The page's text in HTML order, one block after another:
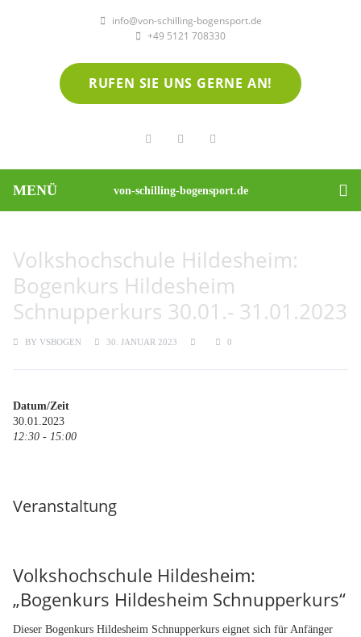
info@von-schilling-bogensport.de
+49 5121 708330
RUFEN SIE UNS GERNE AN!
MENÜ von-schilling-bogensport.de
Volkshochschule Hildesheim:
Bogenkurs Hildesheim
Schnupperkurs 30.01.- 31.01.2023
BY VSBOGEN 30. JANUAR 2023 0
Datum/Zeit
30.01.2023
12:30 - 15:00
Veranstaltung
Volkshochschule Hildesheim:
„Bogenkurs Hildesheim Schnupperkurs“
Dieser Bogenkurs Hildesheim Schnupperkurs eignet sich für Anfänger